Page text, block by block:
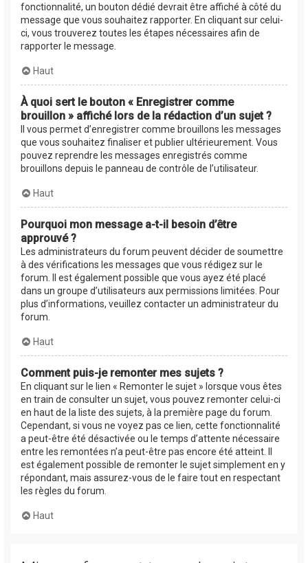
fonctionnalité, un bouton dédié devrait être affiché à côté du
message que vous souhaitez rapporter. En cliquant sur celui-
ci, vous trouverez toutes les étapes nécessaires afin de
rapporter le message.
Haut
À quoi sert le bouton « Enregistrer comme
brouillon » affiché lors de la rédaction d’un sujet ?
Il vous permet d’enregistrer comme brouillons les messages
que vous souhaitez finaliser et publier ultérieurement. Vous
pouvez reprendre les messages enregistrés comme
brouillons depuis le panneau de contrôle de l’utilisateur.
Haut
Pourquoi mon message a-t-il besoin d’être
approuvé ?
Les administrateurs du forum peuvent décider de soumettre
à des vérifications les messages que vous rédigez sur le
forum. Il est également possible que vous ayez été placé
dans un groupe d’utilisateurs aux permissions limitées. Pour
plus d’informations, veuillez contacter un administrateur du
forum.
Haut
Comment puis-je remonter mes sujets ?
En cliquant sur le lien « Remonter le sujet » lorsque vous êtes
en train de consulter un sujet, vous pouvez remonter celui-ci
en haut de la liste des sujets, à la première page du forum.
Cependant, si vous ne voyez pas ce lien, cette fonctionnalité
a peut-être été désactivée ou le temps d’attente nécessaire
entre les remontées n’a peut-être pas encore été atteint. Il
est également possible de remonter le sujet simplement en y
répondant, mais assurez-vous de le faire tout en respectant
les règles du forum.
Haut